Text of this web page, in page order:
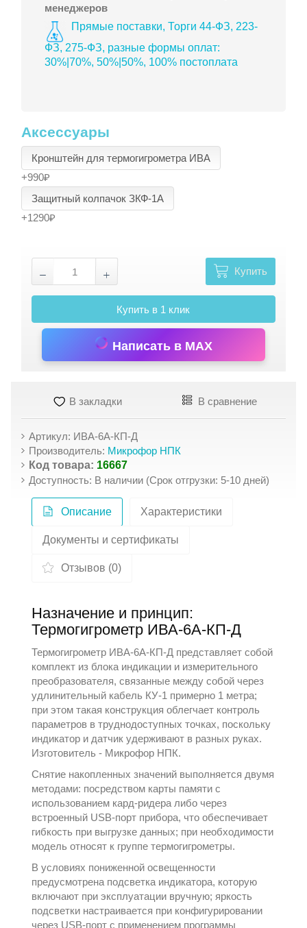
менеджеров
Прямые поставки, Торги 44-ФЗ, 223-
ФЗ, 275-ФЗ, разные формы оплат:
30%|70%, 50%|50%, 100% постоплата
Аксессуары
Кронштейн для термогигрометра ИВА
+990₽
Защитный колпачок ЗКФ-1А
+1290₽
Купить
Купить в 1 клик
Написать в MAX
В закладки В сравнение
Артикул: ИВА-6А-КП-Д
Производитель: Микрофор НПК
Код товара: 16667
Доступность: В наличии (Срок отгрузки: 5-10 дней)
Описание Характеристики
Документы и сертификаты
Отзывов (0)
Назначение и принцип:
Термогигрометр ИВА-6А-КП-Д
Термогигрометр ИВА-6А-КП-Д представляет собой
комплект из блока индикации и измерительного
преобразователя, связанные между собой через
удлинительный кабель КУ-1 примерно 1 метра;
при этом такая конструкция облегчает контроль
параметров в труднодоступных точках, поскольку
индикатор и датчик удерживают в разных руках.
Изготовитель - Микрофор НПК.
Снятие накопленных значений выполняется двумя
методами: посредством карты памяти с
использованием кард-ридера либо через
встроенный USB-порт прибора, что обеспечивает
гибкость при выгрузке данных; при необходимости
модель относят к группетермогигрометры.
В условиях пониженной освещенности
предусмотрена подсветка индикатора, которую
включают при эксплуатации вручную; яркость
подсветки настраивается при конфигурировании
через USB-порт с применением программы